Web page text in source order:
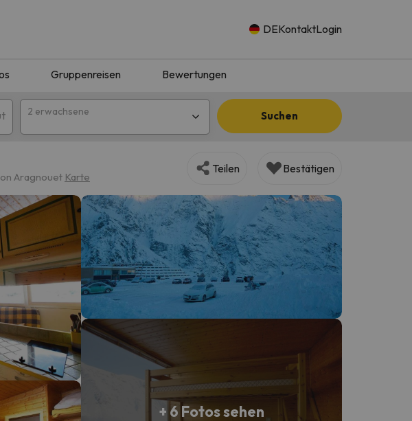
DEKontaktLogin
Gruppenreisen Bewertungen
2 erwachsene Suchen
Ziel zu ändern.
er zurück sein.
Aragnouet Karte
Teilen Bestätigen
+ 6 Fotos sehen